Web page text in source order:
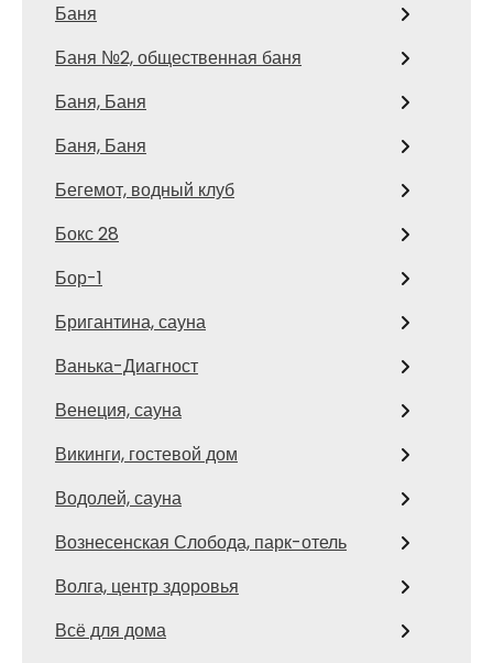
Баня
Баня №2, общественная баня
Баня, Баня
Баня, Баня
Бегемот, водный клуб
Бокс 28
Бор-1
Бригантина, сауна
Ванька-Диагност
Венеция, сауна
Викинги, гостевой дом
Водолей, сауна
Вознесенская Слобода, парк-отель
Волга, центр здоровья
Всё для дома